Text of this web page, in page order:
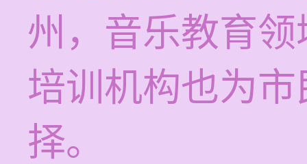
州，音乐教育
培训机构也为
择。